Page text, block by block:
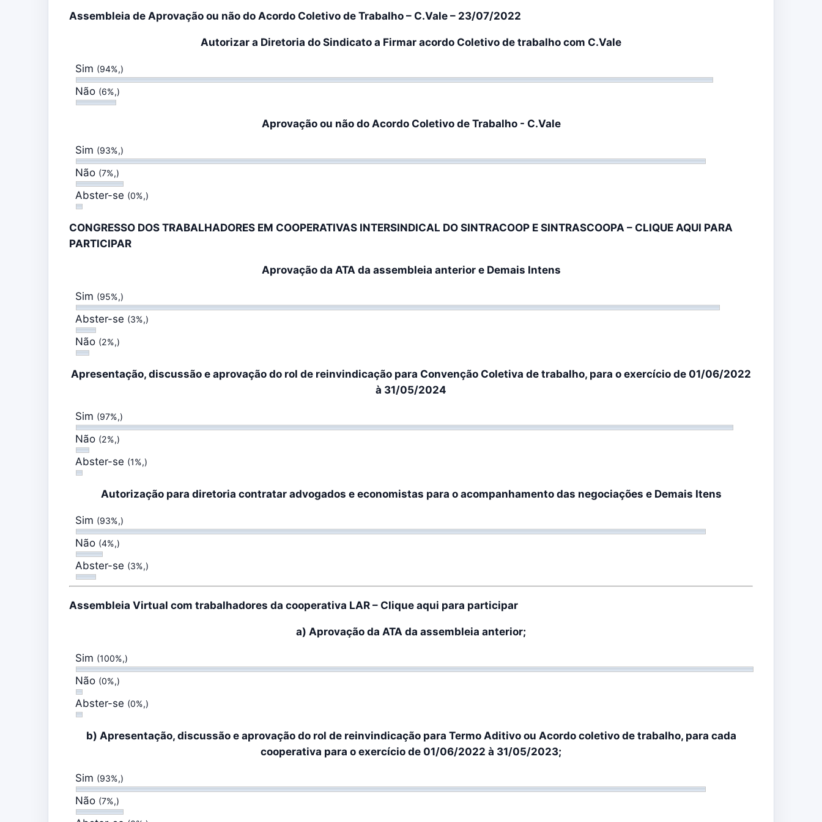
Assembleia de Aprovação ou não do Acordo Coletivo de Trabalho – C.Vale – 23/07/2022
Autorizar a Diretoria do Sindicato a Firmar acordo Coletivo de trabalho com C.Vale
Sim (94%,)
Não (6%,)
Aprovação ou não do Acordo Coletivo de Trabalho - C.Vale
Sim (93%,)
Não (7%,)
Abster-se (0%,)
CONGRESSO DOS TRABALHADORES EM COOPERATIVAS INTERSINDICAL DO SINTRACOOP E SINTRASCOOPA – CLIQUE AQUI PARA
PARTICIPAR
Aprovação da ATA da assembleia anterior e Demais Intens
Sim (95%,)
Abster-se (3%,)
Não (2%,)
Apresentação, discussão e aprovação do rol de reinvindicação para Convenção Coletiva de trabalho, para o exercício de 01/06/2022
à 31/05/2024
Sim (97%,)
Não (2%,)
Abster-se (1%,)
Autorização para diretoria contratar advogados e economistas para o acompanhamento das negociações e Demais Itens
Sim (93%,)
Não (4%,)
Abster-se (3%,)
Assembleia Virtual com trabalhadores da cooperativa LAR – Clique aqui para participar
a) Aprovação da ATA da assembleia anterior;
Sim (100%,)
Não (0%,)
Abster-se (0%,)
b) Apresentação, discussão e aprovação do rol de reinvindicação para Termo Aditivo ou Acordo coletivo de trabalho, para cada
cooperativa para o exercício de 01/06/2022 à 31/05/2023;
Sim (93%,)
Não (7%,)